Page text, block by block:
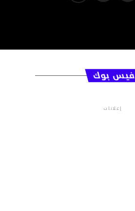
فيس بوك
إعلانات